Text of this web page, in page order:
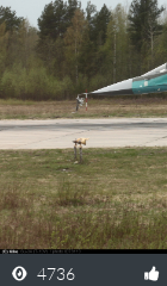
4736